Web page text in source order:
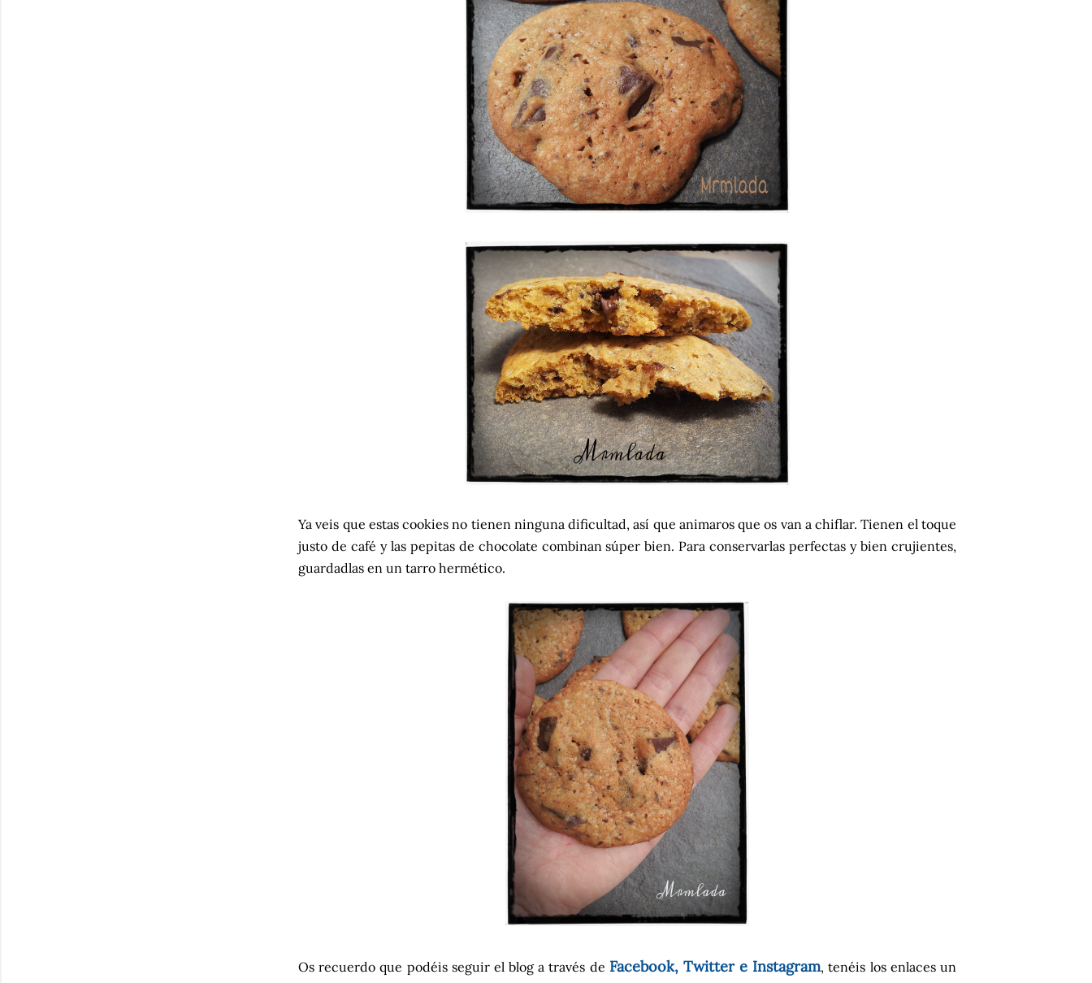
Ya veis que estas cookies no tienen ninguna dificultad, así que animaros que os van a chiflar. Tienen el toque
justo de café y las pepitas de chocolate combinan súper bien. Para conservarlas perfectas y bien crujientes,
guardadlas en un tarro hermético.
Os recuerdo que podéis seguir el blog a través de Facebook, Twitter e Instagram, tenéis los enlaces un